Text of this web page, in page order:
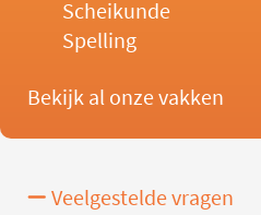
Scheikunde
Spelling
Bekijk al onze vakken
Veelgestelde vragen